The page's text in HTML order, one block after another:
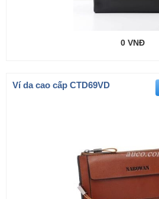
0 VNĐ
Ví da cao cấp CTD69VD